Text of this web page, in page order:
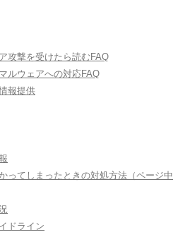
攻撃を受けたら読むFAQ
ルウェアへの対応FAQ
報提供
ってしまったときの対処方法（ページ中
ドライン